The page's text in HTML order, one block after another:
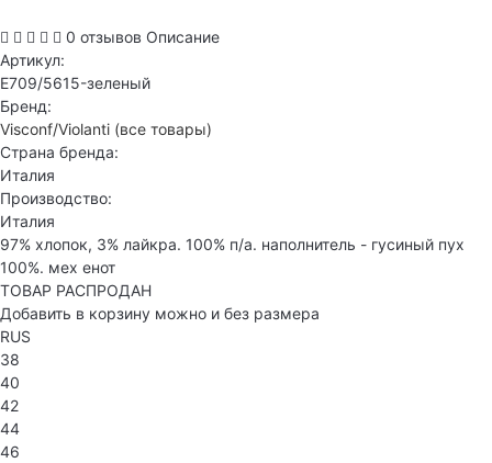
0 отзывов Описание
Артикул:
E709/5615-зеленый
Бренд:
Visconf/Violanti (все товары)
Страна бренда:
Италия
Производство:
Италия
97% хлопок, 3% лайкра. 100% п/а. наполнитель - гусиный пух
100%. мех енот
ТОВАР РАСПРОДАН
Добавить в корзину можно и без размера
RUS
38
40
42
44
46